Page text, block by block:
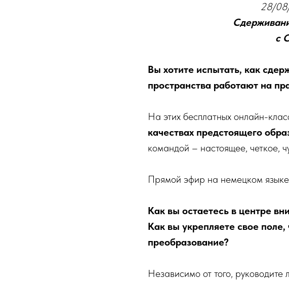
28/
с
Вы хотите испытать, как
пространства работают на
На этих бесплатных онлайн-
качествах предстоящего
командой – настоящее, четкое,
Прямой эфир на немецком
Как вы остаетесь в центре
Как вы укрепляете свое
преобразование?
Независимо от того,